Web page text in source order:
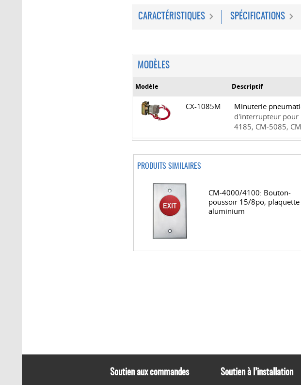
CARACTÉRISTIQUES SPÉCIFICATIONS
MODÈLES
Modèle Descriptif
CX-1085M Minuterie
d'interrupteur pour
4185, CM-5085,
PRODUITS SIMILAIRES
CM-4000/4100: Bouton-
poussoir 15/8po, plaquette
aluminium
Soutien aux commandes Soutien à l’installation